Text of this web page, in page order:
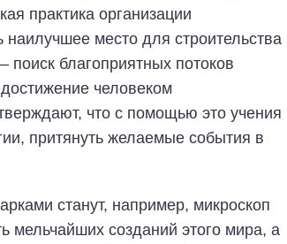
практика организации
место для строительства
благоприятных потоков
человеком
что с помощью это учения
притянуть желаемые события в
станут, например, микроскоп
мельчайших созданий этого мира, а